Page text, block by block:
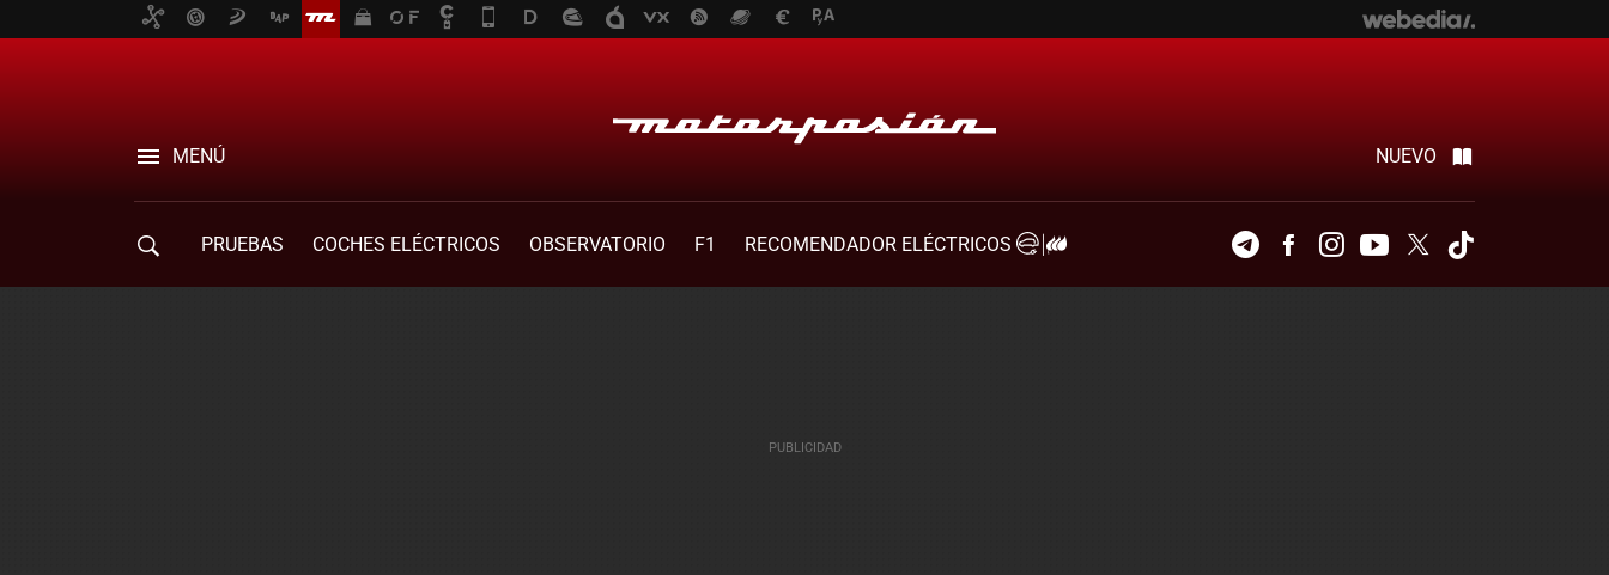
MENÚ NUEVO
PRUEBAS COCHES ELÉCTRICOS OBSERVATORIO F1
RECOMENDADOR ELÉCTRICOS
TelegramFacebookInstagramYoutubeTwitter